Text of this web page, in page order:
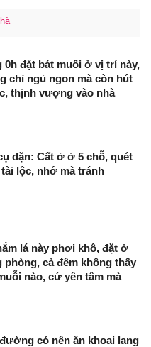
0h đặt bát muối ở vị trí này,
chỉ ngủ ngon mà còn hút
thịnh vượng vào nhà
dặn: Cất ở ở 5 chỗ, quét
lộc, nhớ mà tránh
lá này phơi khô, đặt ở
phòng, cả đêm không thấy
nào, cứ yên tâm mà
có nên ăn khoai lang